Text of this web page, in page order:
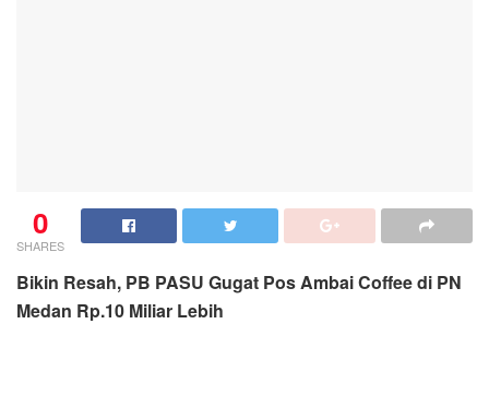
0
SHARES
Bikin Resah, PB PASU Gugat Pos Ambai Coffee di PN
Medan Rp.10 Miliar Lebih